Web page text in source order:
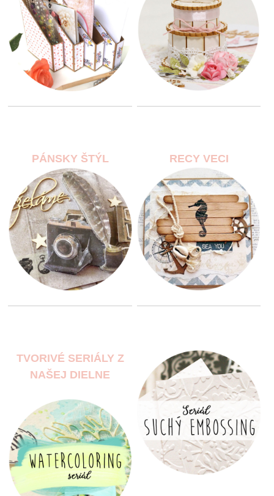
PÁNSKY ŠTÝL RECY VECI
TVORIVÉ SERIÁLY Z
NAŠEJ DIELNE